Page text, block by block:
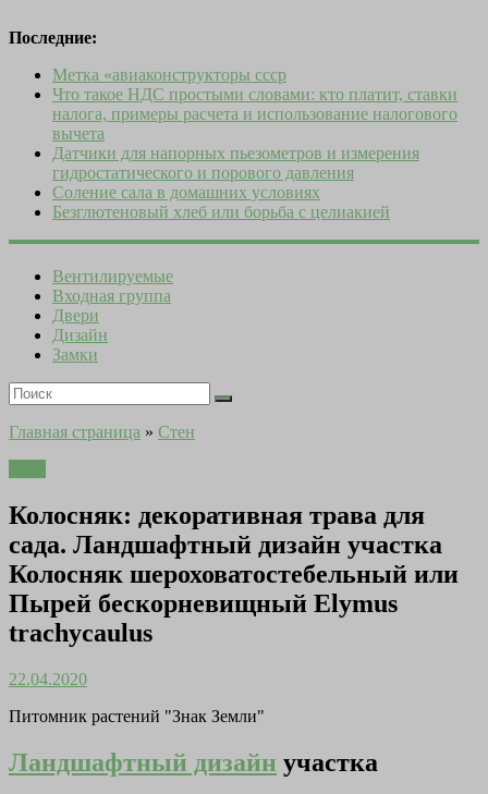
Последние:
Метка «авиаконструкторы ссср
Что такое НДС простыми словами: кто платит, ставки
налога, примеры расчета и использование налогового
вычета
Датчики для напорных пьезометров и измерения
гидростатического и порового давления
Соление сала в домашних условиях
Безглютеновый хлеб или борьба с целиакией
Вентилируемые
Входная группа
Двери
Дизайн
Замки
Главная страница » Стен
Колосняк: декоративная трава для
сада. Ландшафтный дизайн участка
Колосняк шероховатостебельный или
Пырей бескорневищный Elymus
trachycaulus
22.04.2020
Питомник растений "Знак Земли"
Ландшафтный дизайн участка